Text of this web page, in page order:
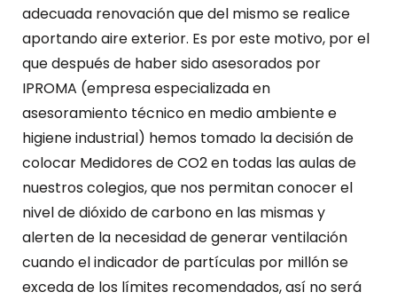
adecuada renovación que del mismo se realice
aportando aire exterior. Es por este motivo, por el
que después de haber sido asesorados por
IPROMA (empresa especializada en
asesoramiento técnico en medio ambiente e
higiene industrial) hemos tomado la decisión de
colocar Medidores de CO2 en todas las aulas de
nuestros colegios, que nos permitan conocer el
nivel de dióxido de carbono en las mismas y
alerten de la necesidad de generar ventilación
cuando el indicador de partículas por millón se
exceda de los límites recomendados, así no será